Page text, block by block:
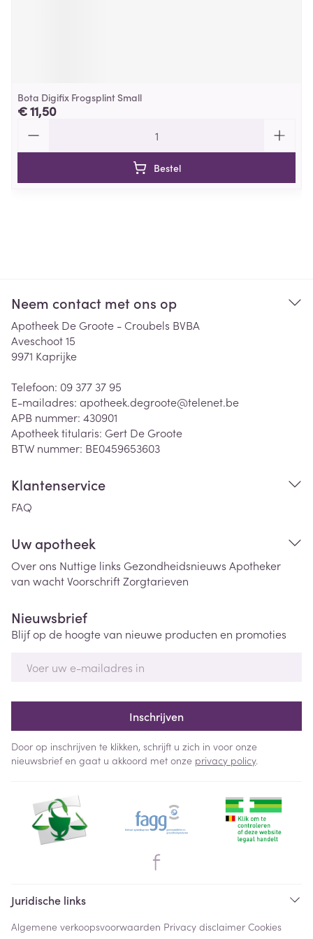
Bota Digifix Frogsplint Small
€ 11,50
Bestel
Neem contact met ons op
Apotheek De Groote - Croubels BVBA
Aveschoot 15
9971 Kaprijke
Telefoon: 09 377 37 95
E-mailadres: apotheek.degroote@telenet.be
APB nummer: 430901
Apotheek titularis: Gert De Groote
BTW nummer: BE0459653603
Klantenservice
FAQ
Uw apotheek
Over ons Nuttige links Gezondheidsnieuws Apotheker
van wachtVoorschriftZorgtarieven
Nieuwsbrief
Blijf op de hoogte van nieuwe producten en promoties
Inschrijven
Door op inschrijven te klikken, schrijft u zich in voor onze
nieuwsbrief en gaat u akkoord met onze privacy policy.
Juridische links
Algemene verkoopsvoorwaarden Privacy disclaimer Cookies